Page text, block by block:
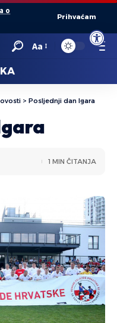
Open
o
Prihvaćam
Aa
> Posljednji dan Igara
1 MIN ČITANJA